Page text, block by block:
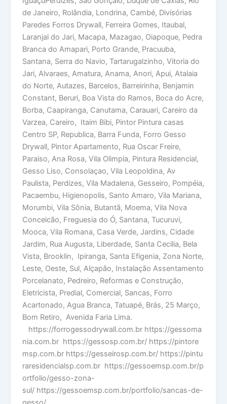
de Janeiro, Rolândia, Londrina, Cambé, Divisórias
Paredes Forros Drywall, Ferreira Gomes, Itaubal,
Laranjal do Jari, Macapa, Mazagao, Oiapoque, Pedra
Branca do Amapari, Porto Grande, Pracuuba,
Santana, Serra do Navio, Tartarugalzinho, Vitoria do
Jari, Alvaraes, Amatura, Anama, Anori, Apui, Atalaia
do Norte, Autazes, Barcelos, Barreirinha, Benjamin
Constant, Beruri, Boa Vista do Ramos, Boca do Acre,
Borba, Caapiranga, Canutama, Carauari, Careiro da
Varzea, Careiro, Itaim Bibi, Pintor Pintura casas
Centro SP, Republica, Barra Funda, Forro Gesso
Drywall, Pintor Apartamento, Rua Oscar Freire,
Paraiso, Ana Rosa, Vila Olimpia, Pintura Residencial,
Gesso Liso, Consolaçao, Vila Leopoldina, Av
Paulista, Perdizes, Vila Madalena, Gesseiro, Pompéia,
Pacaembu, Higienopolis, Santo Amaro, Vila Mariana,
Morumbi, Vila Sônia, Butantã, Moema, Vila Nova
Conceicão, Freguesia do Ó, Santana, Tucuruvi,
Mooca, Vila Romana, Casa Verde, Jardins, Cidade
Jardim, Rua Augusta, Liberdade, Santa Cecilia, Bela
Vista, Brooklin, Ipiranga, Santa Efigenia, Zona Norte,
Leste, Oeste, Sul, Alçapão, Instalação Assentamento
Porcelanato, Pedreiro, Reformas e Construção,
Eletricista, Predial, Comercial, Sancas, Forro
Acartonado, Agua Branca, Tatuapé, Brás, 25 Março,
Bom Retiro, Avenida Faria Lima.
https://forrogessodrywall.com.br https://gessoma
nia.com.br https://gessosp.com.br/ https://pintore
msp.com.br https://gesseirosp.com.br/ https://pintu
raresidencialsp.com.br https://gessoemsp.com.br/p
ortfolio/gesso-zona-
sul/ https://gessoemsp.com.br/portfolio/sancas-de-